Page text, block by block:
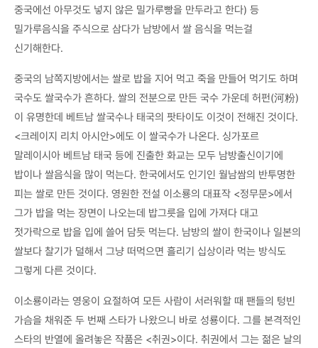
중국에선 아무것도 넣지 않은 밀가루빵을 만두라고 한다) 등
밀가루음식을 주식으로 삼다가 남방에서 쌀 음식을 먹는걸
신기해한다.
중국의 남쪽지방에서는 쌀로 밥을 지어 먹고 죽을 만들어 먹기도 하며
국수도 쌀국수가 흔하다. 쌀의 전분으로 만든 국수 가운데 허펀(河粉)
이 유명한데 베트남 쌀국수나 태국의 팟타이도 이것이 전해진 것이다.
<크레이지 리치 아시안>에도 이 쌀국수가 나온다. 싱가포르
말레이시아 베트남 태국 등에 진출한 화교는 모두 남방출신이기에
밥이나 쌀음식을 많이 먹는다. 한국에서도 인기인 월남쌈의 반투명한
피는 쌀로 만든 것이다. 영원한 전설 이소룡의 대표작 <정무문>에서
그가 밥을 먹는 장면이 나오는데 밥그릇을 입에 가져다 대고
젓가락으로 밥을 입에 쓸어 담듯 먹는다. 남방의 쌀이 한국이나 일본의
쌀보다 찰기가 덜해서 그냥 떠먹으면 흘리기 십상이라 먹는 방식도
그렇게 다른 것이다.
이소룡이라는 영웅이 요절하여 모든 사람이 서러워할 때 팬들의 텅빈
가슴을 채워준 두 번째 스타가 나왔으니 바로 성룡이다. 그를 본격적인
스타의 반열에 올려놓은 작품은 <취권>이다. 취권에서 그는 젊은 날의